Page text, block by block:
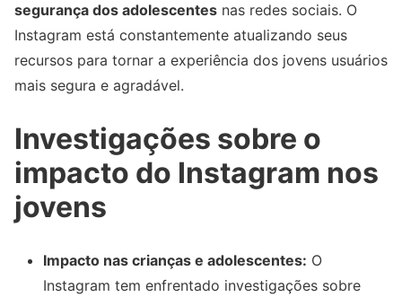
segurança dos adolescentes nas redes sociais. O
Instagram está constantemente atualizando seus
recursos para tornar a experiência dos jovens usuários
mais segura e agradável.
Investigações sobre o
impacto do Instagram nos
jovens
Impacto nas crianças e adolescentes: O
Instagram tem enfrentado investigações sobre